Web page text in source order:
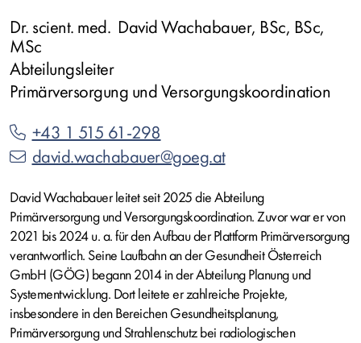
Dr. scient. med. David Wachabauer, BSc, BSc,
MSc
Abteilungsleiter
Primärversorgung und Versorgungskoordination
+43 1 515 61-298
david.wachabauer@goeg.at
David Wachabauer leitet seit 2025 die Abteilung
Primärversorgung und Versorgungskoordination. Zuvor war er von
2021 bis 2024 u. a. für den Aufbau der Plattform Primärversorgung
verantwortlich. Seine Laufbahn an der Gesundheit Österreich
GmbH (GÖG) begann 2014 in der Abteilung Planung und
Systementwicklung. Dort leitete er zahlreiche Projekte,
insbesondere in den Bereichen Gesundheitsplanung,
Primärversorgung und Strahlenschutz bei radiologischen